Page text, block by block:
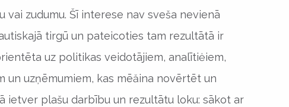
vai zudumu. Šī interese nav sveša nevienā
tirgū un pateicoties tam rezultātā ir
uz politikas veidotājiem, analītiėiem,
un uzņēmumiem, kas mēăina novērtēt un
ietver plašu darbību un rezultātu loku: sākot ar